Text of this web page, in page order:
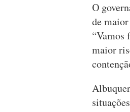
O
de
“Vamos
maior